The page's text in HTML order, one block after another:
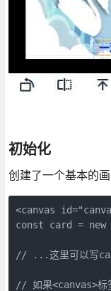
初始化
创建了一个基本的
<canvas
const card =
// ...这里可以写
// 如果<canvas>标